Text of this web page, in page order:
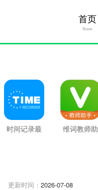
首页
Home
时间记录最
维词教师助
更新时间： 2026-07-08